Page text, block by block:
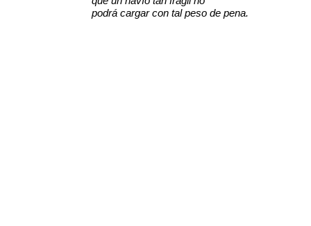
podrá cargar con tal peso de pena.